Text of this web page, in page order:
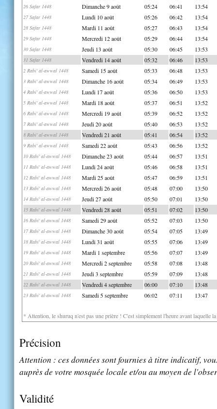
26 Safar 1448 Dimanche 9 août 05:24 06:41 13:54
27 Safar 1448 Lundi 10 août 05:26 06:42 13:54
28 Safar 1448 Mardi 11 août 05:27 06:43 13:54
29 Safar 1448 Mercredi 12 août 05:29 06:44 13:54
30 Safar 1448 Jeudi 13 août 05:30 06:45 13:53
31 Safar 1448 Vendredi 14 août 05:32 06:46 13:53
2 Rabi' al-awwal 1448 Samedi 15 août 05:33 06:48 13:53
3 Rabi' al-awwal 1448 Dimanche 16 août 05:34 06:49 13:53
4 Rabi' al-awwal 1448 Lundi 17 août 05:36 06:50 13:53
5 Rabi' al-awwal 1448 Mardi 18 août 05:37 06:51 13:52
6 Rabi' al-awwal 1448 Mercredi 19 août 05:39 06:52 13:52
7 Rabi' al-awwal 1448 Jeudi 20 août 05:40 06:53 13:52
8 Rabi' al-awwal 1448 Vendredi 21 août 05:41 06:54 13:52
9 Rabi' al-awwal 1448 Samedi 22 août 05:43 06:56 13:52
10 Rabi' al-awwal 1448 Dimanche 23 août 05:44 06:57 13:51
11 Rabi' al-awwal 1448 Lundi 24 août 05:46 06:58 13:51
12 Rabi' al-awwal 1448 Mardi 25 août 05:47 06:59 13:51
13 Rabi' al-awwal 1448 Mercredi 26 août 05:48 07:00 13:50
14 Rabi' al-awwal 1448 Jeudi 27 août 05:50 07:01 13:50
15 Rabi' al-awwal 1448 Vendredi 28 août 05:51 07:02 13:50
16 Rabi' al-awwal 1448 Samedi 29 août 05:52 07:03 13:50
17 Rabi' al-awwal 1448 Dimanche 30 août 05:54 07:05 13:49
18 Rabi' al-awwal 1448 Lundi 31 août 05:55 07:06 13:49
19 Rabi' al-awwal 1448 Mardi 1 septembre 05:56 07:07 13:49
20 Rabi' al-awwal 1448 Mercredi 2 septembre 05:58 07:08 13:48
21 Rabi' al-awwal 1448 Jeudi 3 septembre 05:59 07:09 13:48
22 Rabi' al-awwal 1448 Vendredi 4 septembre 06:00 07:10 13:48
23 Rabi' al-awwal 1448 Samedi 5 septembre 06:02 07:11 13:47
* Attention, le shuruq n'est pas une prière ! C'est simplement l'heure avant laquelle
Précision
Attention : ces données sont fournies à titre indicatif,
auprès de votre mosquée locale et/ou au moyen de
Validité